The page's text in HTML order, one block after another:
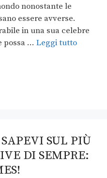
nonostante le
essere avverse.
in una sua celebre
possa … Leggi tutto
SUL PIÙ
DI SEMPRE: